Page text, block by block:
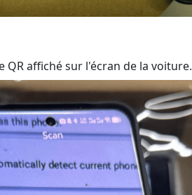
affiché sur l'écran de la voiture.